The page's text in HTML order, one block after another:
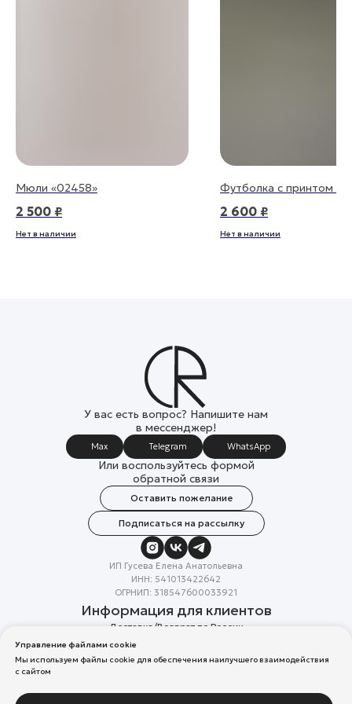
Мюли «02458»
2 500 ₽
Нет в наличии
Футболка с принтом
2 600 ₽
Нет в наличии
У вас есть вопрос? Напишите нам
в мессенджер!
Max Telegram WhatsApp
Или воспользуйтесь формой
обратной связи
Оставить пожелание
Подписаться на рассылку
ИП Гусева Елена Анатольевна
ИНН: 541013422642
ОГРНИП: 318547600033921
Информация для клиентов
Доставка/Возврат по России
Скидка в день рождения
Вакансии
Управление файлами cookie
Мы используем файлы cookie для обеспечения наилучшего взаимодействия
с сайтом